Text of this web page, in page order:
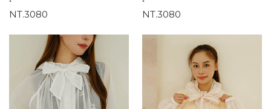
NT.3080 NT.3080